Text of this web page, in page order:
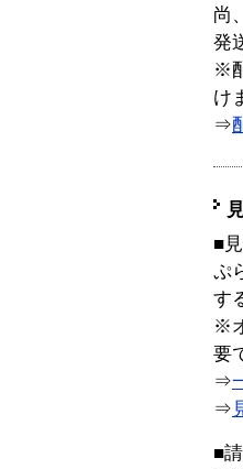
尚
発
※
け
⇒
■
ぷ
す
※
要
⇒
⇒
■